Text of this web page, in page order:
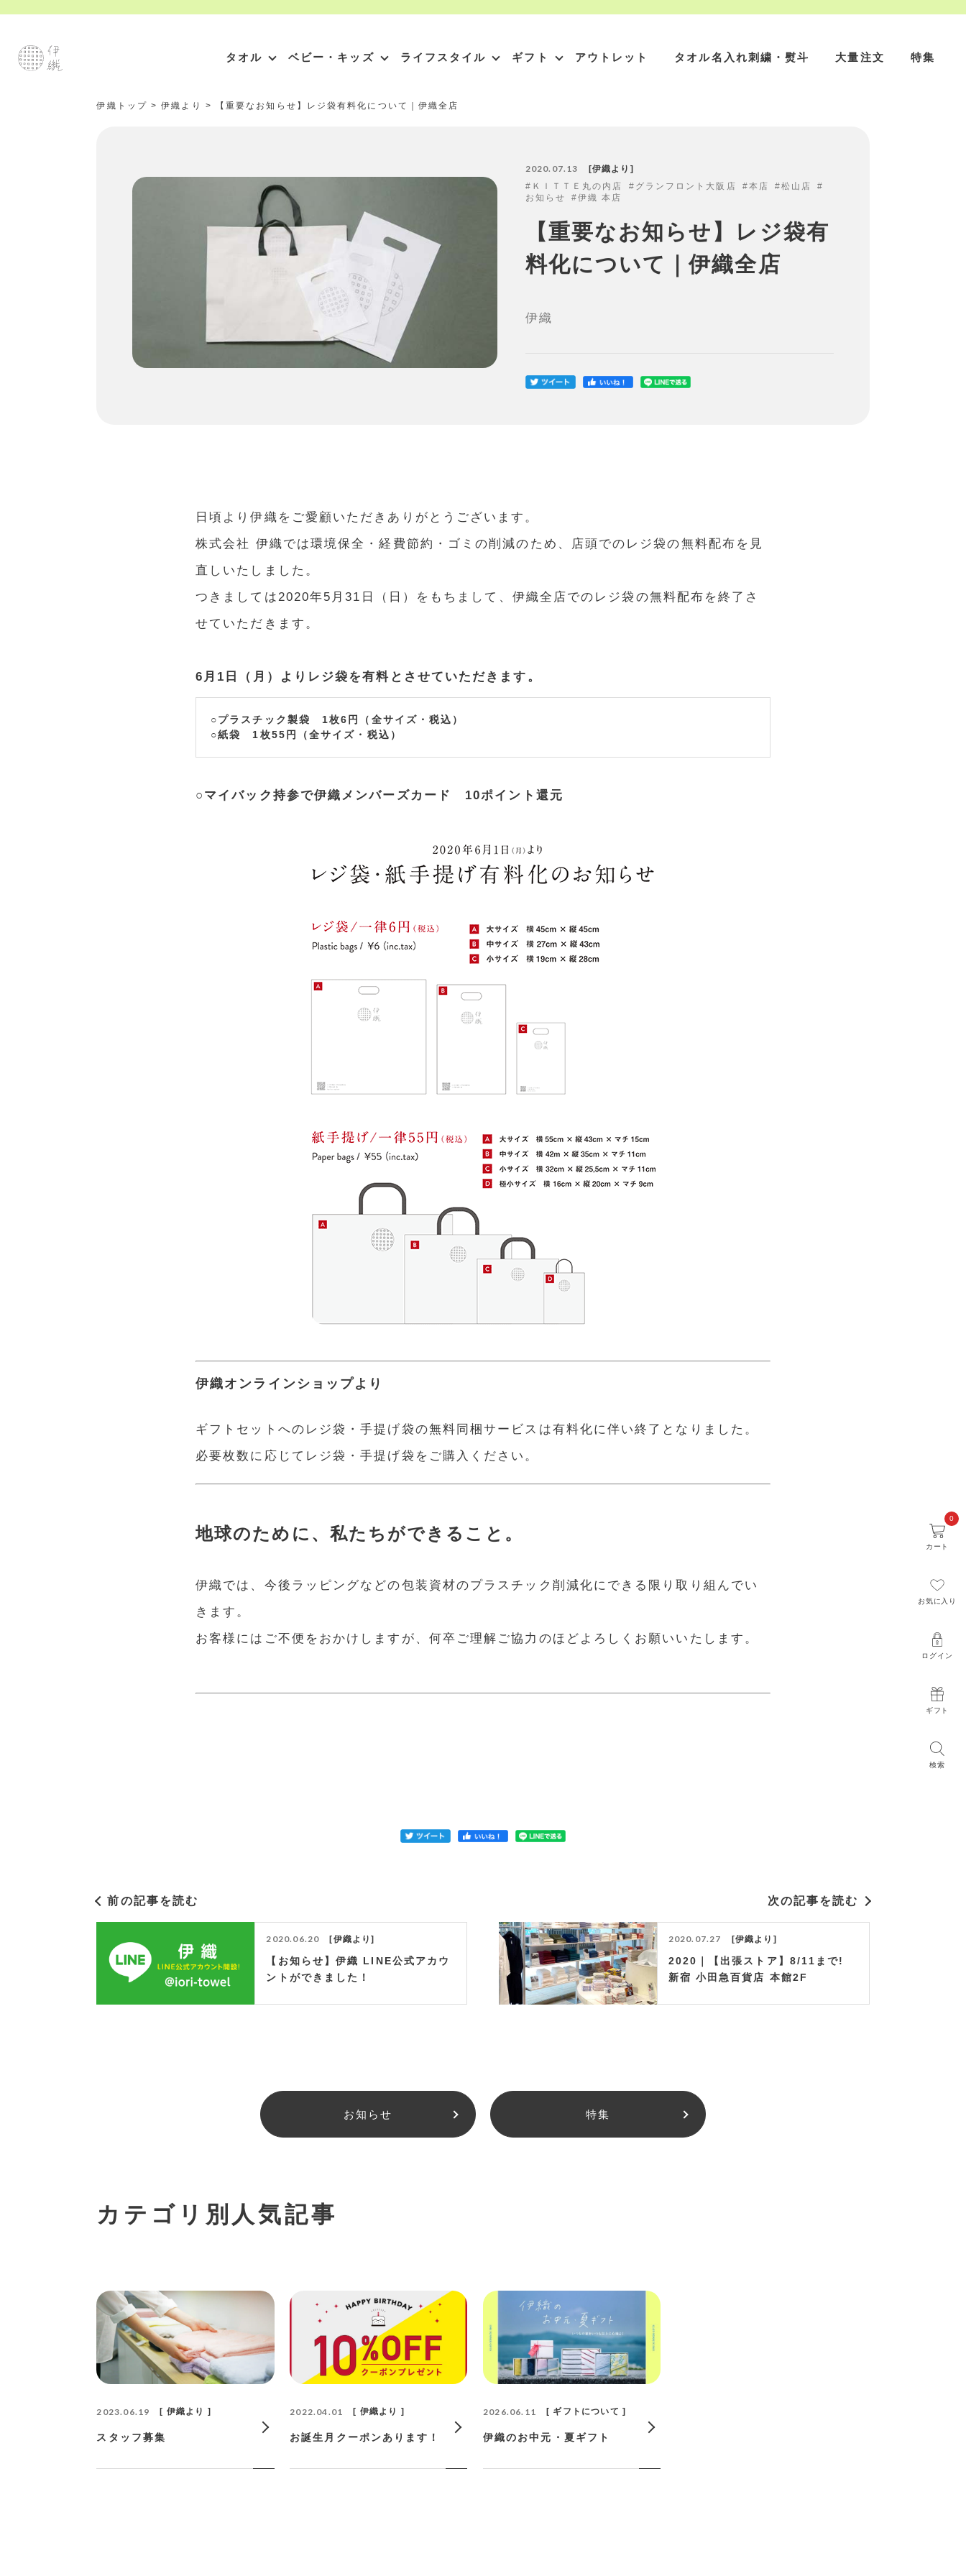
タオル ベビー・キッズ ライフスタイル ギフト アウトレット タオル名入れ刺繍・熨斗 大量注文 特集
伊織トップ >伊織より > 【重要なお知らせ】レジ袋有料化について｜伊織全店
検索
ギフト
ログイン
お気に入り
カート
0
2020.07.13
伊織より
ＫＩＴＴＥ丸の内店
グランフロント大阪店 本店
松山店
お知らせ
伊織 本店
【重要なお知らせ】レジ袋有
料化について｜伊織全店
伊織
日頃より伊織をご愛顧いただきありがとうございます。
株式会社 伊織では環境保全・経費節約・ゴミの削減のため、店頭でのレジ袋の無料配布を見
直しいたしました。
つきましては2020年5月31日（日）をもちまして、伊織全店でのレジ袋の無料配布を終了さ
せていただきます。
6月1日（月）よりレジ袋を有料とさせていただきます。
○プラスチック製袋 1枚6円（全サイズ・税込）
○紙袋 1枚55円（全サイズ・税込）
○マイバック持参で伊織メンバーズカード 10ポイント還元
伊織オンラインショップより
ギフトセットへのレジ袋・手提げ袋の無料同梱サービスは有料化に伴い終了となりました。
必要枚数に応じてレジ袋・手提げ袋をご購入ください。
地球のために、私たちができること。
伊織では、今後ラッピングなどの包装資材のプラスチック削減化にできる限り取り組んでい
きます。
お客様にはご不便をおかけしますが、何卒ご理解ご協力のほどよろしくお願いいたします。
前の記事を読む
2020.06.20 伊織より
【お知らせ】伊織 LINE公式アカウ
ントができました！
次の記事を読む
2020.07.27 伊織より
2020｜【出張ストア】8/11まで!
新宿 小田急百貨店 本館2F
お知らせ 特集
カテゴリ別人気記事
2023.06.19 伊織より
スタッフ募集
2022.04.01 伊織より
お誕生月クーポンあります！
2026.06.11 ギフトについて
伊織のお中元・夏ギフト